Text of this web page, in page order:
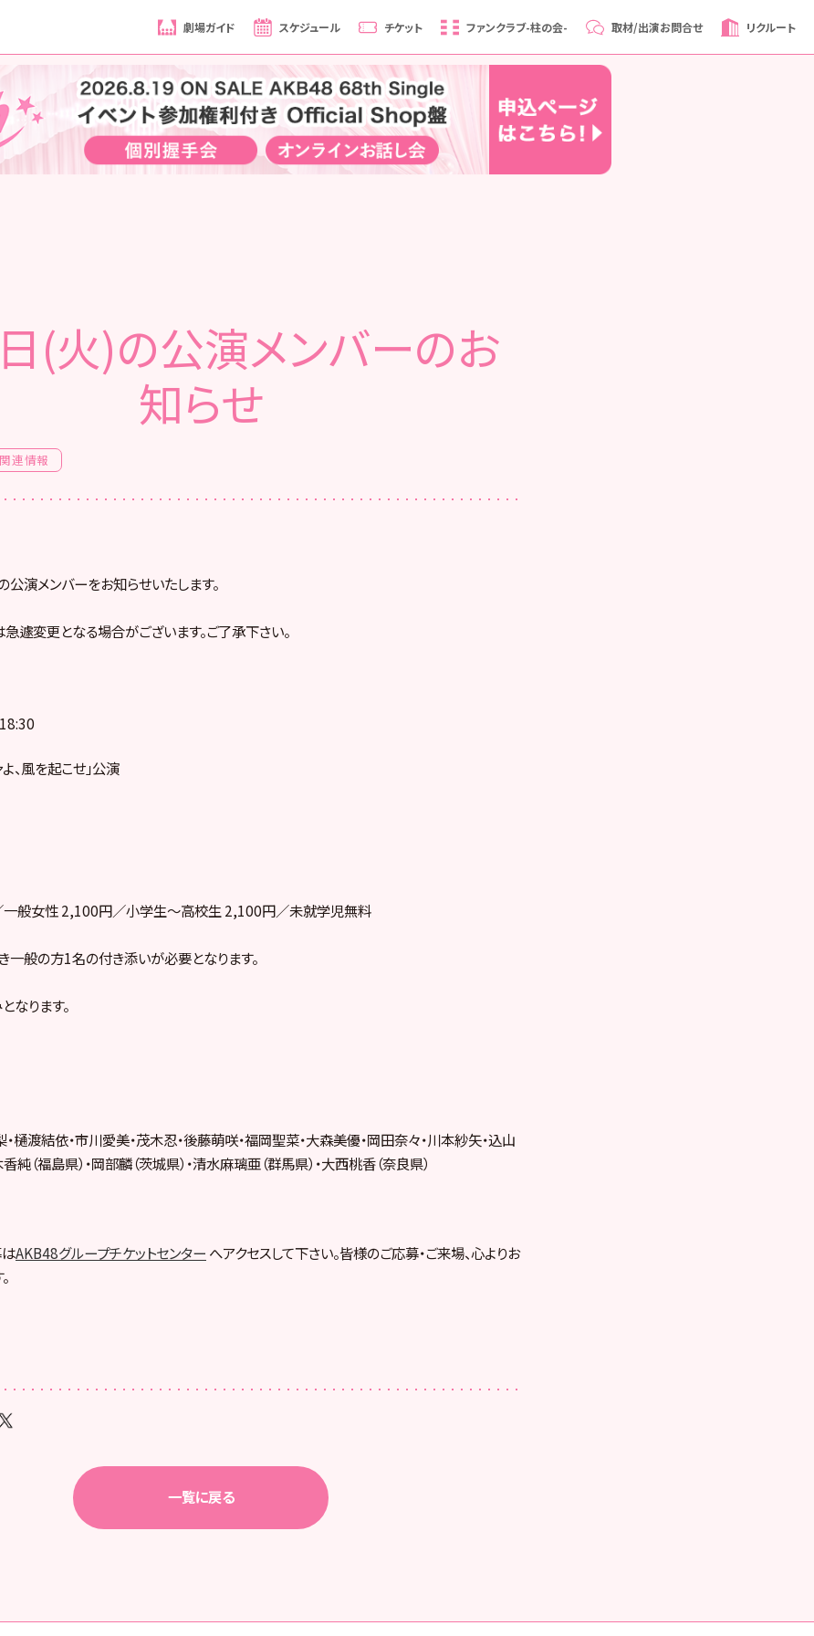
劇場ガイド スケジュール チケット ファンクラブ-柱の会- 取材/出演お問合せ リクルート
(火)の公演メンバーのお
知らせ
連情報
演メンバーをお知らせいたします。
遽変更となる場合がございます。ご了承下さい。
、風を起こせ」公演
般女性 2,100円／小学生～高校生 2,100円／未就学児無料
般の方1名の付き添いが必要となります。
なります。
樋渡結依・市川愛美・茂木忍・後藤萌咲・福岡聖菜・大森美優・岡田奈々・川本紗矢・込山
純（福島県）・岡部麟（茨城県）・清水麻璃亜（群馬県）・大西桃香（奈良県）
AKB48グループチケットセンター へアクセスして下さい。皆様のご応募・ご来場、心よりお
一覧に戻る